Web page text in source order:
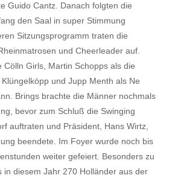
Guido Cantz. Danach folgten die
den Saal in super Stimmung
Sitzungsprogramm traten die
und Cheerleader auf.
Girls, Martin Schopps als die
Klüngelköpp und Jupp Menth als Ne
Brings brachte die Männer nochmals
bevor zum Schluß die Swinging
auftraten und Präsident, Hans Wirtz,
beendete. Im Foyer wurde noch bis
weiter gefeiert. Besonders zu
in diesem Jahr 270 Holländer aus der